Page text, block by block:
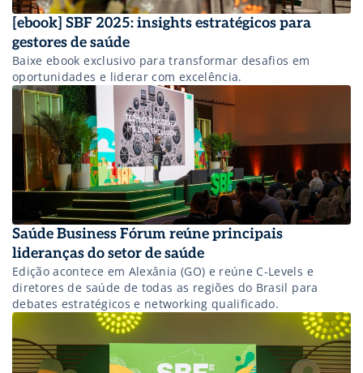
[ebook] SBF 2025: insights estratégicos para
gestores de saúde
Baixe ebook exclusivo para transformar desafios em
oportunidades e liderar com excelência.
Saúde Business Fórum reúne principais
lideranças do setor de saúde
Edição acontece em Alexânia (GO) e reúne C-Levels e
diretores de saúde de todas as regiões do Brasil para
debates estratégicos e networking qualificado.